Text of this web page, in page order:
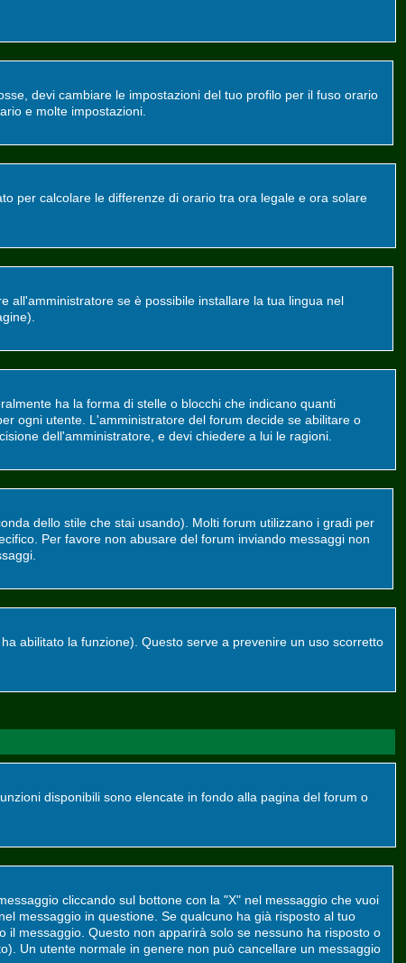
devi cambiare le impostazioni del tuo profilo per il fuso orario
e molte impostazioni.
per calcolare le differenze di orario tra ora legale e ora solare
all'amministratore se è possibile installare la tua lingua nel
ha la forma di stelle o blocchi che indicano quanti
ogni utente. L'amministratore del forum decide se abilitare o
dell'amministratore, e devi chiedere a lui le ragioni.
dello stile che stai usando). Molti forum utilizzano i gradi per
Per favore non abusare del forum inviando messaggi non
abilitato la funzione). Questo serve a prevenire un uso scorretto
disponibili sono elencate in fondo alla pagina del forum o
cliccando sul bottone con la "X" nel messaggio che vuoi
messaggio in questione. Se qualcuno ha già risposto al tuo
messaggio. Questo non apparirà solo se nessuno ha risposto o
Un utente normale in genere non può cancellare un messaggio